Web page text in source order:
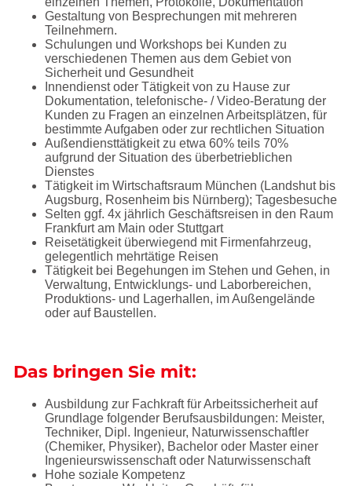
Gestaltung von Besprechungen mit mehreren
Teilnehmern.
Schulungen und Workshops bei Kunden zu
verschiedenen Themen aus dem Gebiet von
Sicherheit und Gesundheit
Innendienst oder Tätigkeit von zu Hause zur
Dokumentation, telefonische- / Video-Beratung der
Kunden zu Fragen an einzelnen Arbeitsplätzen, für
bestimmte Aufgaben oder zur rechtlichen Situation
Außendiensttätigkeit zu etwa 60% teils 70%
aufgrund der Situation des überbetrieblichen
Dienstes
Tätigkeit im Wirtschaftsraum München (Landshut bis
Augsburg, Rosenheim bis Nürnberg); Tagesbesuche
Selten ggf. 4x jährlich Geschäftsreisen in den Raum
Frankfurt am Main oder Stuttgart
Reisetätigkeit überwiegend mit Firmenfahrzeug,
gelegentlich mehrtätige Reisen
Tätigkeit bei Begehungen im Stehen und Gehen, in
Verwaltung, Entwicklungs- und Laborbereichen,
Produktions- und Lagerhallen, im Außengelände
oder auf Baustellen.
Das bringen Sie mit:
Ausbildung zur Fachkraft für Arbeitssicherheit auf
Grundlage folgender Berufsausbildungen: Meister,
Techniker, Dipl. Ingenieur, Naturwissenschaftler
(Chemiker, Physiker), Bachelor oder Master einer
Ingenieurswissenschaft oder Naturwissenschaft
Hohe soziale Kompetenz